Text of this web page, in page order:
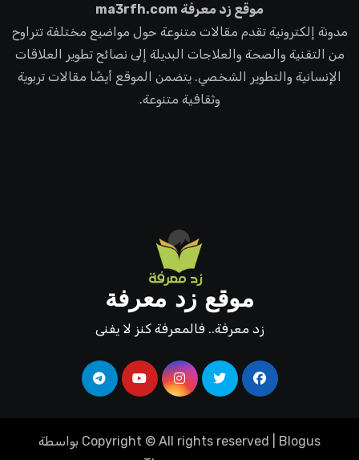
موقع زد معرفة ma3rfh.com
مدونة إلكترونية تقدم مقالات متنوعة حول مواضيع مختلفة تتراوح
من التقنية والصحة والعلاجات البديلة إلى نصائح تطوير العلاقات
الإنسانية والتطوير الشخصي. يتضمن الموقع أيضًا مقالات تربوية
وثقافية متنوعة.
موقع زد معرفة
زد معرفة.. فالمعرفة كنز لا يفنى
Copyright © All rights reserved Blogus
بواسطة